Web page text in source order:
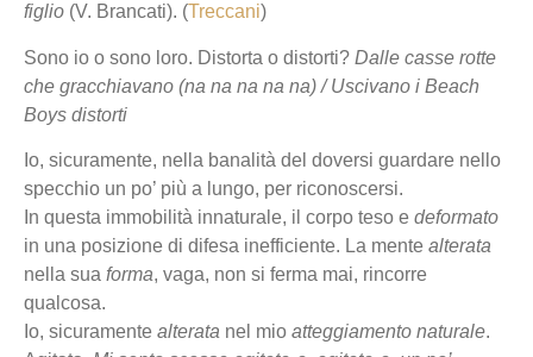
figlio (V. Brancati). (Treccani)
Sono io o sono loro. Distorta o distorti? Dalle casse rotte
che gracchiavano (na na na na na) / Uscivano i Beach
Boys distorti
Io, sicuramente, nella banalità del doversi guardare nello
specchio un po’ più a lungo, per riconoscersi.
In questa immobilità innaturale, il corpo teso e deformato
in una posizione di difesa inefficiente. La mente alterata
nella sua forma, vaga, non si ferma mai, rincorre
qualcosa.
Io, sicuramente alterata nel mio atteggiamento naturale.